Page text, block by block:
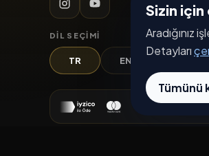
Sizin
Aradığınız
Detayları
Tümünü
DIL SEÇIMI
TR EN DE